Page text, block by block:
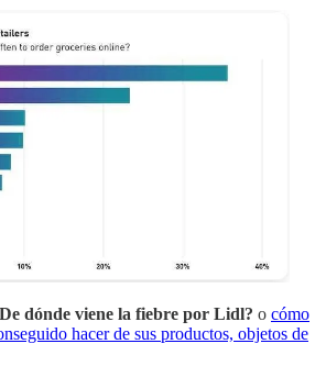
dónde viene la fiebre por Lidl? o cómo
hacer de sus productos, objetos de